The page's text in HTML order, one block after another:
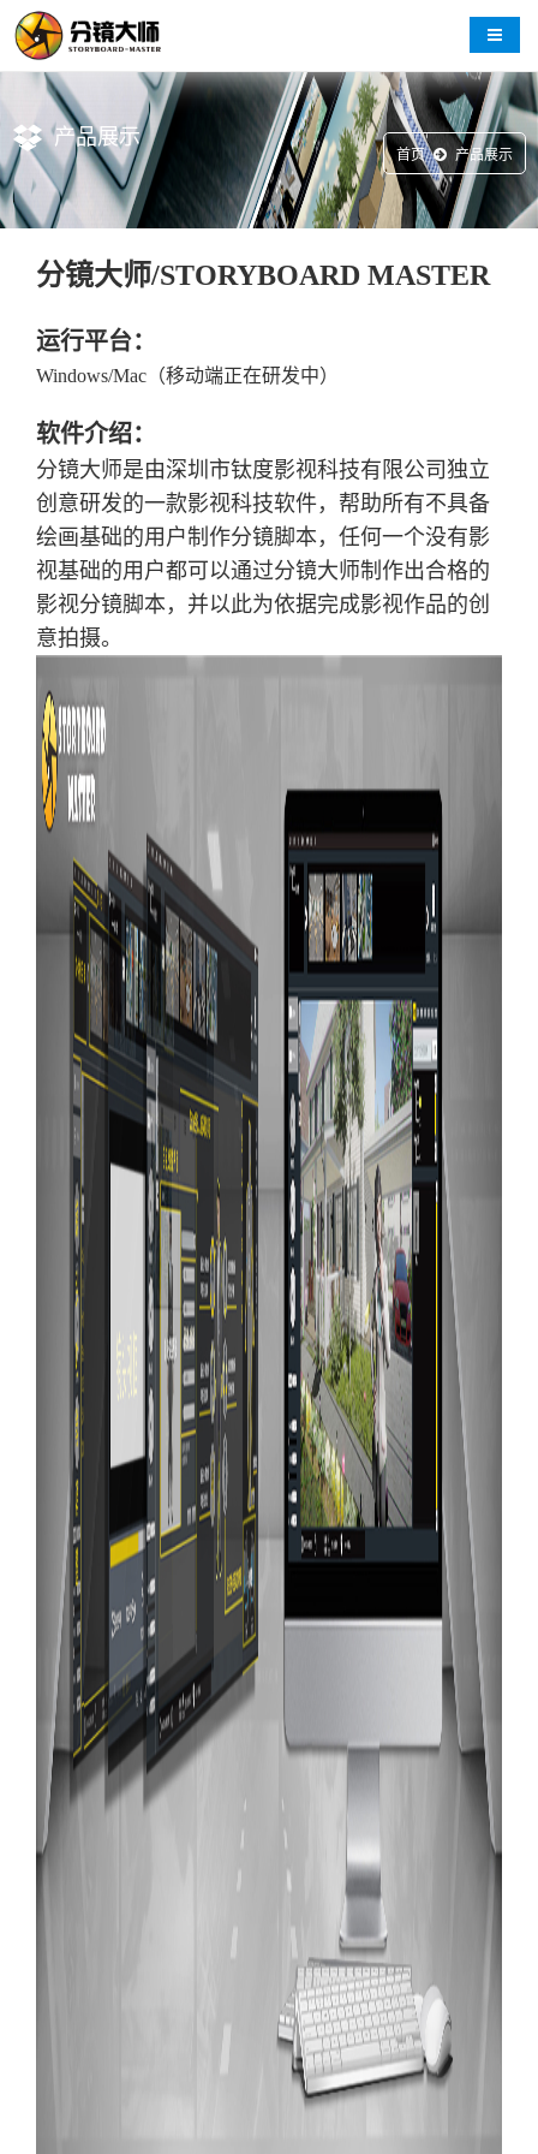
导航
产品展示
首页 产品展示
分镜大师/STORYBOARD MASTER
运行平台：
Windows/Mac（移动端正在研发中）
软件介绍：
分镜大师是由深圳市钛度影视科技有限公司独立
创意研发的一款影视科技软件，帮助所有不具备
绘画基础的用户制作分镜脚本，任何一个没有影
视基础的用户都可以通过分镜大师制作出合格的
影视分镜脚本，并以此为依据完成影视作品的创
意拍摄。